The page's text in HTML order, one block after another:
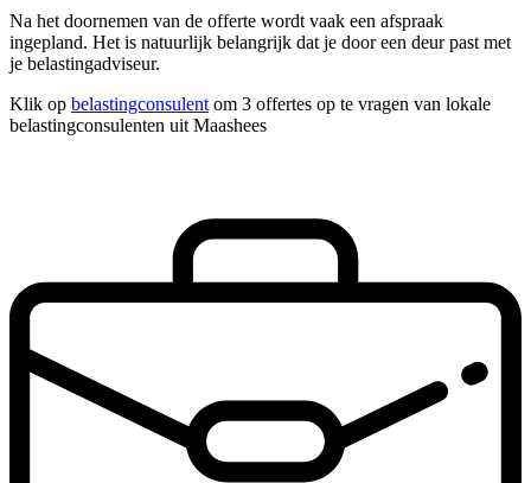
Na het doornemen van de offerte wordt vaak een afspraak
ingepland. Het is natuurlijk belangrijk dat je door een deur past met
je belastingadviseur.
Klik op belastingconsulent om 3 offertes op te vragen van lokale
belastingconsulenten uit Maashees